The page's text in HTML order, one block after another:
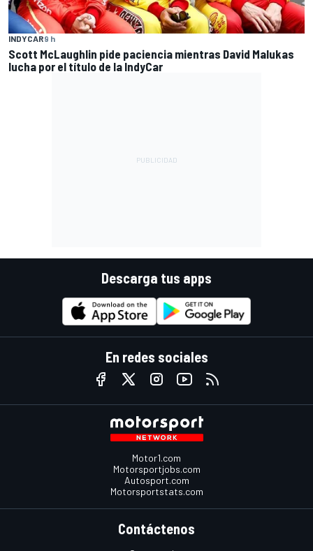
INDYCAR9 h
Scott McLaughlin pide paciencia mientras David Malukas
lucha por el título de la IndyCar
Descarga tus apps
En redes sociales
Motor1.com
Motorsportjobs.com
Autosport.com
Motorsportstats.com
Contáctenos